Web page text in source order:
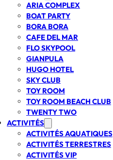
ARIA COMPLEX
BOAT PARTY
BORA BORA
CAFE DEL MAR
FLO SKYPOOL
GIANPULA
HUGO HOTEL
SKY CLUB
TOY ROOM
TOY ROOM BEACH CLUB
TWENTY TWO
ACTIVITÉS
ACTIVITÉS AQUATIQUES
ACTIVITÉS TERRESTRES
ACTIVITÉS VIP